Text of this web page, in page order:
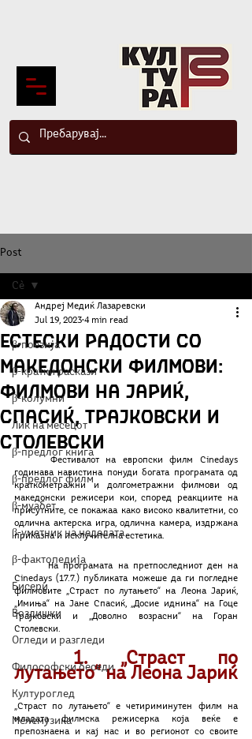
Post
Сè
β-поезија
β-кратки раскази
β-колумни
Лик на месецот
β-предлог книга
β-предлог филм
β-муабет
β-уметник на неделата
β-фактопедија
Бисери
Воздишки
Огледи и разгледи
Философски беседи
Културоглед
Мелемузика
Сè
Естески радости со
македонски филмови:
Филмови на Јариќ,
Спасиќ, Трајковски и
Столевски
Андреј Медиќ Лазаревски
Jul 19, 2023 4 min read
	Фестивалот на европски филм Cinedays
годинава навистина понуди богата програмата од
краткометражни и долгометражни филмови од
македонски режисери кои, според реакциите на
присутните, се покажаа како високо квалитетни, со
одлична актерска игра, одлична камера, издржана
приказна и исклучителна естетика.
	На програмата на претпоследниот ден на
Cinedays (17.7.) публиката можеше да ги погледне
филмовите „Страст по лутањето“ на Леона Јариќ,
„Имиња“ на Јане Спасиќ, „Досие иднина“ на Гоце
Трајковски и „Доволно возрасни“ на Горан
Столевски.
1. „Страст по
лутањето“ на Леона Јариќ
„Страст по лутањето“ е четириминутен филм на
младата филмска режисерка која веќе е
препознаена и кај нас и во регионот со своите